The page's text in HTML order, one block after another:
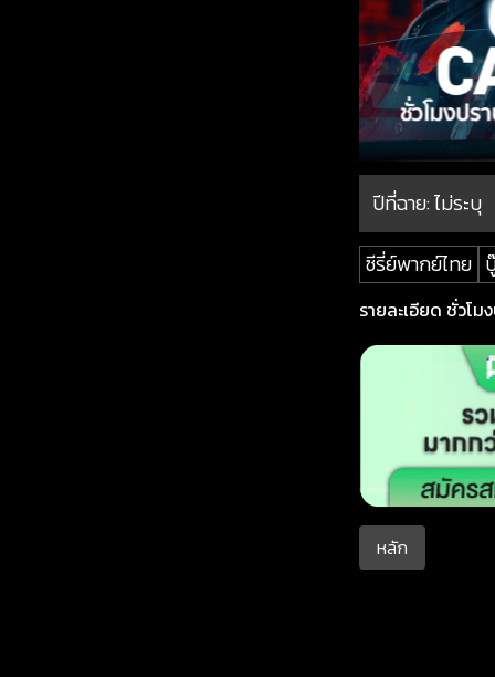
ปีที่ฉาย:ไม่ระบุ
ซีรี่ย์พากย์ไทย
รายละเอียด ชั่วโ
หลัก